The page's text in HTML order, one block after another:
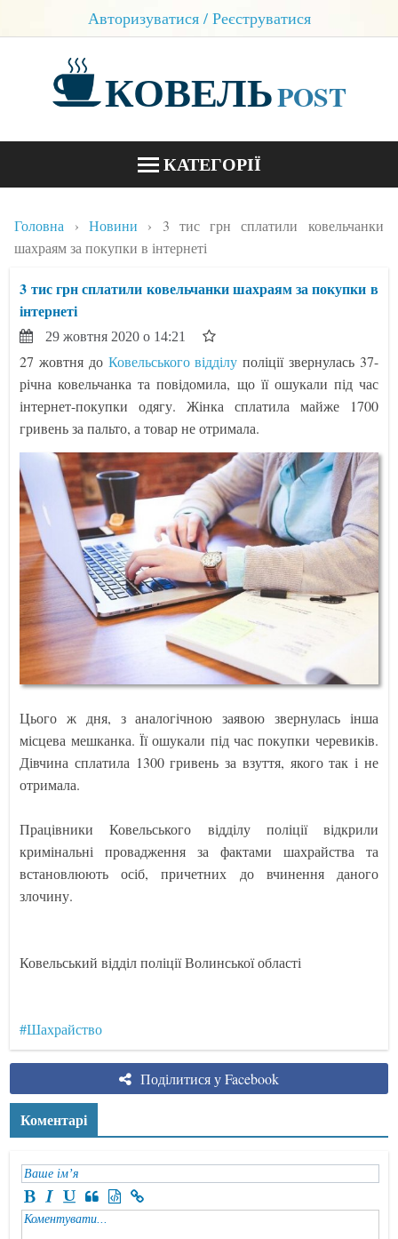
Авторизуватися / Реєструватися
КОВЕЛЬPOST
КАТЕГОРІЇ
БЛОГИ
Головна Новини
3 тис грн сплатили ковельчанки
шахраям за покупки в інтернеті
3 тис грн сплатили ковельчанки шахраям за покупки в
інтернеті
29 жовтня 2020 о 14:21
27 жовтня до Ковельського відділу поліції звернулась 37-
річна ковельчанка та повідомила, що її ошукали під час
інтернет-покупки одягу. Жінка сплатила майже 1700
гривень за пальто, а товар не отримала.
Цього ж дня, з аналогічною заявою звернулась інша
місцева мешканка. Її ошукали під час покупки черевиків.
Дівчина сплатила 1300 гривень за взуття, якого так і не
отримала.
Працівники Ковельського відділу поліції відкрили
кримінальні провадження за фактами шахрайства та
встановлюють осіб, причетних до вчинення даного
злочину.
Ковельський відділ поліції Волинської області
#Шахрайство
Поділитися у Facebook
Коментарі